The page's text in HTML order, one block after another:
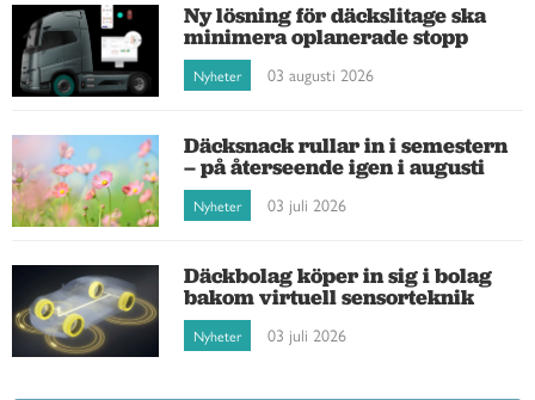
Ny lösning för däckslitage ska
minimera oplanerade stopp
Nyheter 03 augusti 2026
Däcksnack rullar in i semestern
– på återseende igen i augusti
Nyheter 03 juli 2026
Däckbolag köper in sig i bolag
bakom virtuell sensorteknik
Nyheter 03 juli 2026